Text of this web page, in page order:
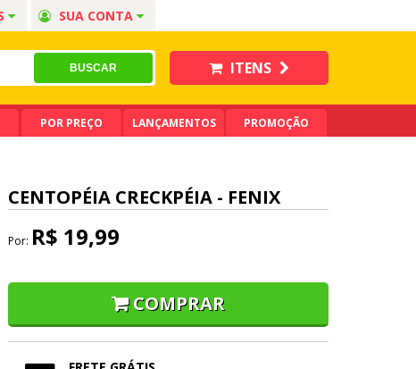
SUA CONTA
ITENS
POR PREÇO LANÇAMENTOS PROMOÇÃO
CENTOPÉIA CRECKPÉIA - FENIX
Por: R$ 19,99
COMPRAR